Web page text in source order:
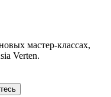
мастер-классах,
Verten.